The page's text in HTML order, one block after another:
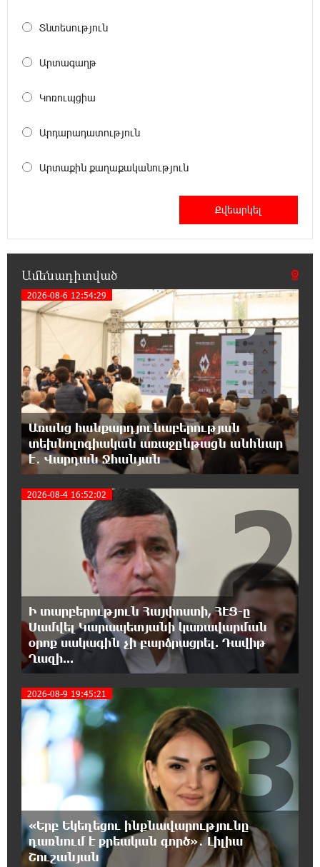
20:14:36 8-08-2026
օգոստոսի 30-ը
վարույթի շրջանակներում
Փաշինյանն ու Թրամփը հեռախոսազրույց
Հայաստան
19:18:03 8-08-2026
Սիցիլիայի օդանավակայանը փակվել է
Էթնա հրաբխի ժայթքման պատճառով
19:16:13 8-08-2026
Հետվճարի փոխարեն՝ արժանապատիվ և
ֆիքսված թոշակ․ ինչու է գործող
համակարգը սոցիալական անարդարության խնդիր
ստեղծում. Հրայր Կամենդատյան
Երևանի Կենտրոնում փոշու
պարունակությունը գրեթե ամբողջ շաբաթ
գերազանցել է թույլատրելի սահմանը
18:40:08 8-08-2026
Իրանը պատրաստ է բացել Հորմուզի
նեղուցը, եթե ԱՄՆ-ն ընդունի
հանրապետության պայմանները
18:21:30 8-08-2026
Երևանում անցկացվել է հաշմանդամություն
փառատոն
18:02:58 8-08-2026
Դմիտրի Մեդվեդև. Արևմուտքի
քաղաքականությունը Հայաստանի
նկատմամբ կրկնում է վրացական սցենարը
17:36:59 8-08-2026
Ադրբեջանցիների բնակեցումը
Հայաստանում լուրջ վտանգներ է
պարունակում. Ավետիք Չալաբյան
Տնտեսություն
Արտագաղթ
Կոռուպցիա
Արդարադատություն
Արտաքին քաղաքականություն
Ամենադիտված
2026-08-6 12:54:29
Առանց հանքարդյունաբերության
տեխնոլոգիական առաջընթացն անհնար
է․ Վարդան Ջհանյան
1
2026-08-4 16:52:02
Ի տարբերություն Հայփոստի, ՀԷՑ-ը
Սամվել Կարապետյանի կառավարման
օրոք սակագին չի բարձրացրել. Դավիթ
Ղազի...
2
2026-08-9 19:45:21
«Երբ Եկեղեցու ինքնավարությունը
դառնում է քրեական գործ»․ Լիլիա
Շուշանյան
3